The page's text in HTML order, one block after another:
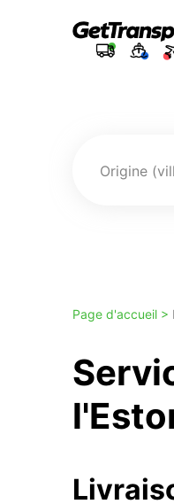
Origine
Page d'accueil >